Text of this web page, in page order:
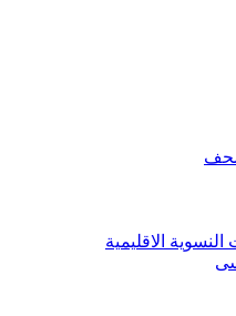
الاقليمية